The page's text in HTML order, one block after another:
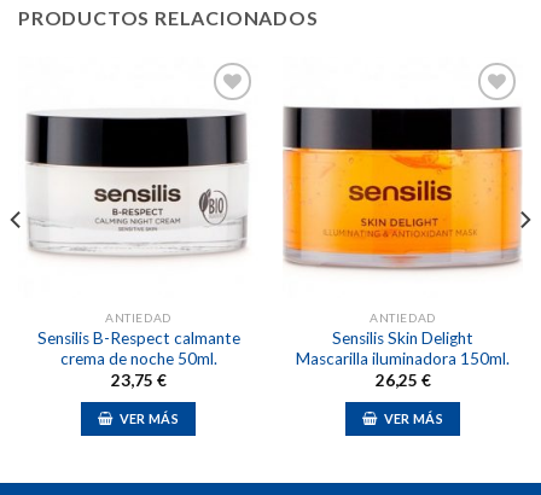
PRODUCTOS RELACIONADOS
Añadir
lista de
deseos
ANTIEDAD
Sensilis B-Respect calmante
crema de noche 50ml.
23,75 €
VER MÁS
Añadir
ANTIEDAD
Sensilis Skin Delight
Mascarilla iluminadora 150ml.
26,25 €
VER MÁS